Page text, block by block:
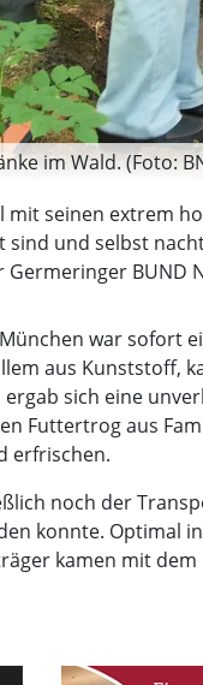
im Wald. (Foto:
mit seinen extrem
sind und selbst
Germeringer
war sofort
aus Kunststoff,
sich eine
Futtertrog aus
erfrischen.
noch der
konnte. Optimal
kamen mit